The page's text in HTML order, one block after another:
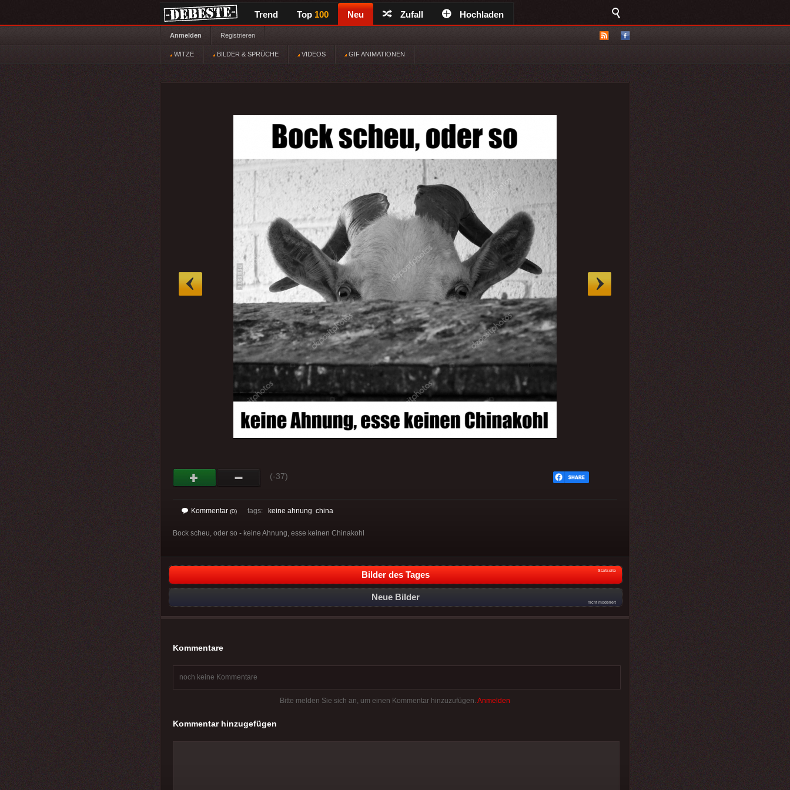
Trend Top 100 Neu Zufall Hochladen
Anmelden Registrieren
WITZE BILDER & SPRÜCHE VIDEOS GIF ANIMATIONEN
(-37)
Kommentar (0) tags: keine ahnung china
Bock scheu, oder so - keine Ahnung, esse keinen Chinakohl
Bilder des Tages Startseite
Neue Bilder
nicht moderiert
Kommentare
noch keine Kommentare
Bitte melden Sie sich an, um einen Kommentar hinzuzufügen. Anmelden
Kommentar hinzugefügen